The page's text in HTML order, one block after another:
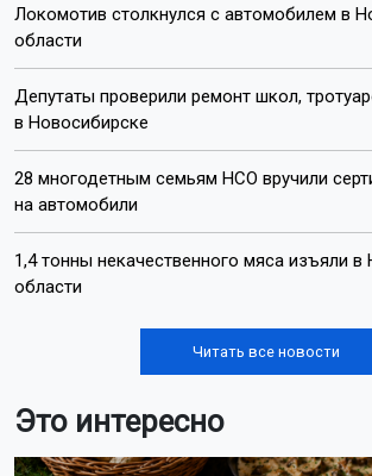
Локомотив столкнулся с автомобилем в
области
Депутаты проверили ремонт школ,
в Новосибирске
28 многодетным семьям НСО вручили
на автомобили
1,4 тонны некачественного мяса изъяли в
области
Читать все новости
Это интересно